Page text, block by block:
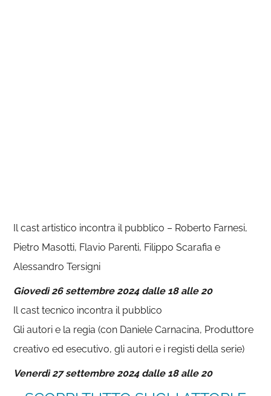
Il cast artistico incontra il pubblico – Roberto Farnesi,
Pietro Masotti, Flavio Parenti, Filippo Scarafia e
Alessandro Tersigni
Giovedì 26 settembre 2024 dalle 18 alle 20
Il cast tecnico incontra il pubblico
Gli autori e la regia (con Daniele Carnacina, Produttore
creativo ed esecutivo, gli autori e i registi della serie)
Venerdì 27 settembre 2024 dalle 18 alle 20